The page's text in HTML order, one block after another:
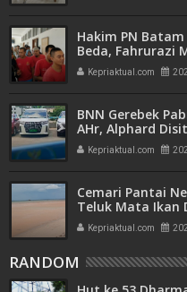
Hakim PN
Beda, Fahrurazi
Azzurah dan
Kepriaktual.com
BNN Gerebek
AHr, Alphard
Mitra Usaha
Kepriaktual.com
Cemari Pantai
Teluk Mata Ikan
Amdal
Kepriaktual.com
RANDOM